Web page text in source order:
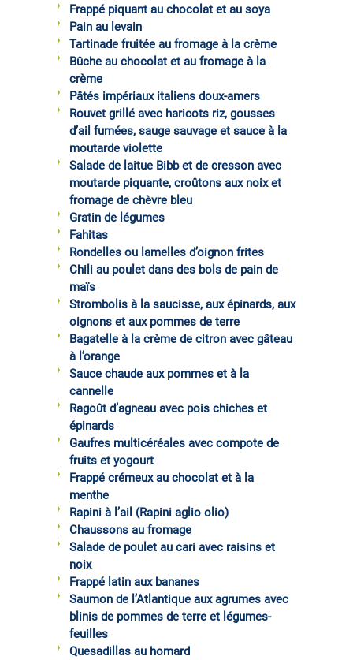
Frappé piquant au chocolat et au soya
Pain au levain
Tartinade fruitée au fromage à la crème
Bûche au chocolat et au fromage à la
crème
Pâtés impériaux italiens doux-amers
Rouvet grillé avec haricots riz, gousses
d’ail fumées, sauge sauvage et sauce à la
moutarde violette
Salade de laitue Bibb et de cresson avec
moutarde piquante, croûtons aux noix et
fromage de chèvre bleu
Gratin de légumes
Fahitas
Rondelles ou lamelles d’oignon frites
Chili au poulet dans des bols de pain de
maïs
Strombolis à la saucisse, aux épinards, aux
oignons et aux pommes de terre
Bagatelle à la crème de citron avec gâteau
à l’orange
Sauce chaude aux pommes et à la
cannelle
Ragoût d’agneau avec pois chiches et
épinards
Gaufres multicéréales avec compote de
fruits et yogourt
Frappé crémeux au chocolat et à la
menthe
Rapini à l’ail (Rapini aglio olio)
Chaussons au fromage
Salade de poulet au cari avec raisins et
noix
Frappé latin aux bananes
Saumon de l’Atlantique aux agrumes avec
blinis de pommes de terre et légumes-
feuilles
Quesadillas au homard